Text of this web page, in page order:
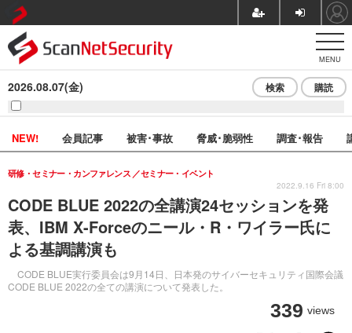
MENU
2026.08.07(金) 検索 購読
NEW! 会員記事 被害･事故 脅威･脆弱性 調査･報告
CODE BLUE 2022の全講演24セッションを発
表、IBM X-Forceのニール・R・ワイラー氏に
よる基調講演も
CODE BLUE実行委員会は9月14日、日本発のサイバーセキュリティ国際会議
CODE BLUE 2022の全ての講演について発表した。
研修・セミナー・カンファレンス セミナー・イベント
339 views
2022.9.16 Fri 8:00